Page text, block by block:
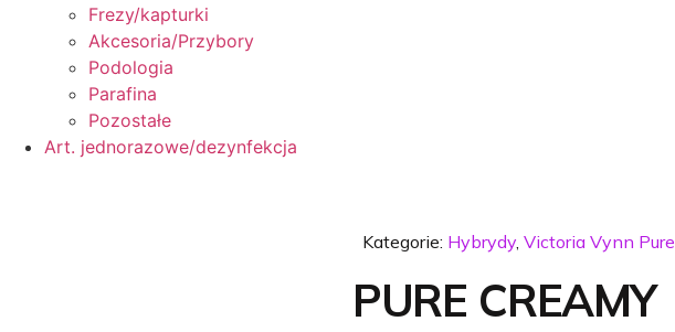
Frezy/kapturki
Akcesoria/Przybory
Podologia
Parafina
Pozostałe
Art. jednorazowe/dezynfekcja
Kategorie: Hybrydy, Victoria Vynn Pure
PURE CREAMY